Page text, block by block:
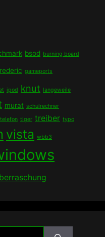
bsod burning board
gameports
ipod knut langeweile
murat schulrechner
telefon tiger treiber typo
vista wbb3